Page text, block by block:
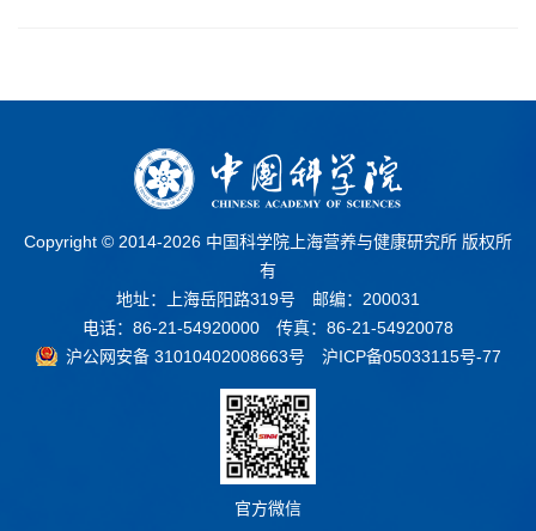
Copyright © 2014-2026 中国科学院上海营养与健康研究所 版权所
有
地址：上海岳阳路319号 邮编：200031
电话：86-21-54920000 传真：86-21-54920078
沪公网安备 31010402008663号
沪ICP备05033115号-77
官方微信